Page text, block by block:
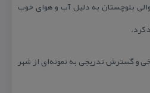
والی بلوچستان به دلیل آب و هوای خوب
كرد.
و گسترش تدریجی به نمونه‌ای از شهر